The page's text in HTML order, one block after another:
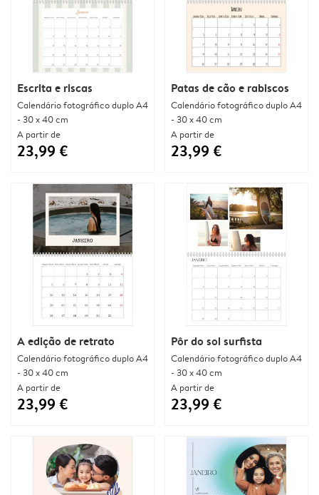
Escrita e riscas
Calendário fotográfico duplo A4
- 30 x 40 cm
A partir de
23,99 €
Patas de cão e rabiscos
Calendário fotográfico duplo A4
- 30 x 40 cm
A partir de
23,99 €
A edição de retrato
Calendário fotográfico duplo A4
- 30 x 40 cm
A partir de
23,99 €
Pôr do sol surfista
Calendário fotográfico duplo A4
- 30 x 40 cm
A partir de
23,99 €